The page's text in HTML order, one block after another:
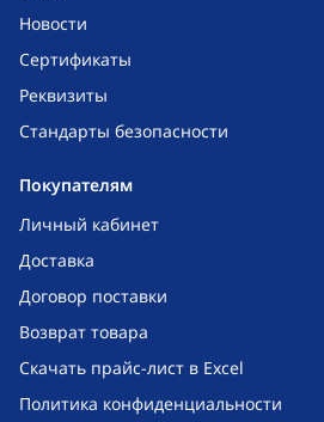
Новости
Сертификаты
Реквизиты
Стандарты безопасности
Покупателям
Личный кабинет
Доставка
Договор поставки
Возврат товара
Скачать прайс-лист в Excel
Политика конфиденциальности